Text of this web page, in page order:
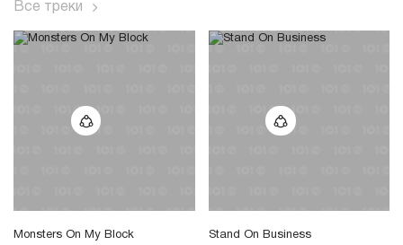
Все треки
Monsters On My Block
Stand On Business